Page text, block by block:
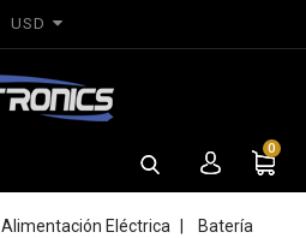
USD
0
Alimentación Eléctrica
Batería